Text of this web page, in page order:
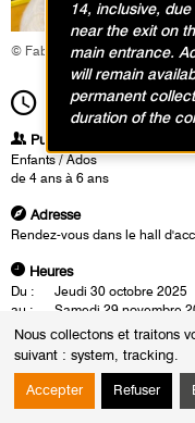
Nous collectons et traitons
suivant : system, tracking.
Accepter Refuser
© Fabrice Gaboriau
11h00 Durée1h30
Publics
Enfants / Ados
de 4 ans à 6 ans
Adresse
Rendez-vous dans le hall
Heures
Du :
Jeudi 30 octobre 2025
au :
Samedi 29 novembre
Le :
Samedi 29 novembre
Et si on regardait les
faites ? En explorant les
14, inclusive,
near the exit on
main entrance.
will remain
permanent
duration of the